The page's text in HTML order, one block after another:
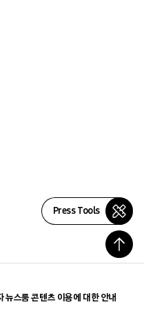
Press Tools
뉴스룸 콘텐츠 이용에 대한 안내